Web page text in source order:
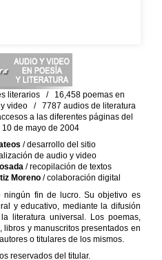
literarios / 16,458 poemas en
video / 7787 audios de literatura
a las diferentes páginas del
de mayo de 2004
/ desarrollo del sitio
de audio y video
/ recopilación de textos
Moreno/ colaboración digital
ningún fin de lucro. Su objetivo es
y educativo, mediante la difusión
literatura universal. Los poemas,
libros y manuscritos presentados en
o titulares de los mismos.
reservados del titular.